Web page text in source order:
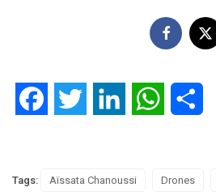
FacebookTwitter LinkedIn WhatsApp
Tags: Aïssata Chanoussi Drones